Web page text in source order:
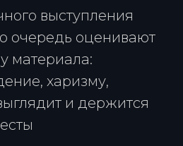
выступления
очередь оценивают
материала:
харизму,
и держится